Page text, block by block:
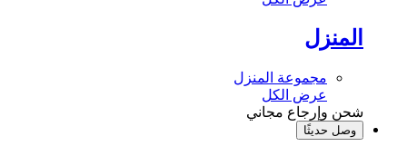
المنزل
مجموعة المنزل
عرض الكل
شحن وإرجاع مجاني
وصل حديثًا